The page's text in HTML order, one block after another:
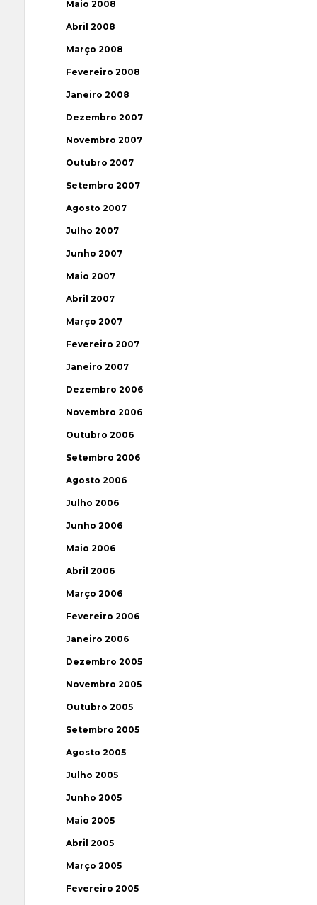
Maio 2008
Abril 2008
Março 2008
Fevereiro 2008
Janeiro 2008
Dezembro 2007
Novembro 2007
Outubro 2007
Setembro 2007
Agosto 2007
Julho 2007
Junho 2007
Maio 2007
Abril 2007
Março 2007
Fevereiro 2007
Janeiro 2007
Dezembro 2006
Novembro 2006
Outubro 2006
Setembro 2006
Agosto 2006
Julho 2006
Junho 2006
Maio 2006
Abril 2006
Março 2006
Fevereiro 2006
Janeiro 2006
Dezembro 2005
Novembro 2005
Outubro 2005
Setembro 2005
Agosto 2005
Julho 2005
Junho 2005
Maio 2005
Abril 2005
Março 2005
Fevereiro 2005